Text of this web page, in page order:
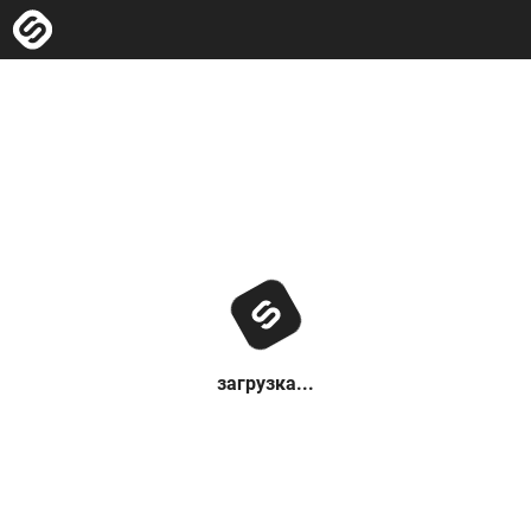
загрузка...